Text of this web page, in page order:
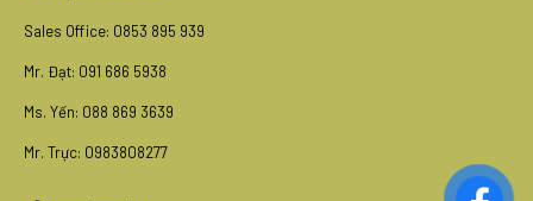
Sales Office: 0853 895 939
Mr. Đạt: 091 686 5938
Ms. Yến: 088 869 3639
Mr. Trực: 0983808277